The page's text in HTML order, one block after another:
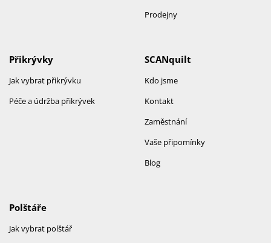
Prodejny
SCANquilt
Kdo jsme
Kontakt
Zaměstnání
Vaše připomínky
Blog
Přikrývky
Jak vybrat přikrývku
Péče a údržba přikrývek
Polštáře
Jak vybrat polštář